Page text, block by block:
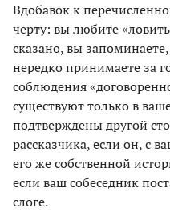
Вдобавок к
черту: вы любите
сказано, вы
нередко принимаете за
соблюдения
существуют только в
подтверждены другой
рассказчика, если он, с
его же собственной
если ваш собеседник
слоге.